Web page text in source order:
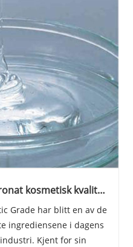
kosmetisk kvalitet
Grade har blitt en av de
ingrediensene i dagens
Kjent for sin